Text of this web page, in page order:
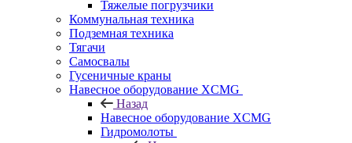
Тяжелые погрузчики
Коммунальная техника
Подземная техника
Тягачи
Самосвалы
Гусеничные краны
Навесное оборудование XCMG
Назад
Навесное оборудование XCMG
Гидромолоты